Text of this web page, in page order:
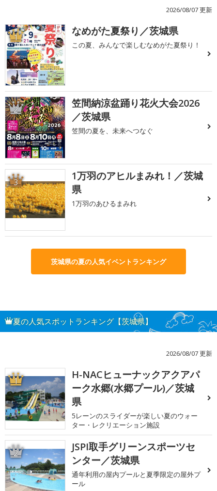
2026/08/07 更新
1 なめがた夏祭り／茨城県
この夏、みんなで楽しむなめがた夏祭り！
2
笠間納涼盆踊り花火大会2026
／茨城県
笠間の夏を、未来へつなぐ
3
1万羽のアヒルまみれ！／茨城
県
1万羽のあひるまみれ
茨城県の夏の人気イベントランキング
夏の人気スポットランキング【茨城県】
2026/08/07 更新
1
H-NACヒューナックアクアパ
ーク水郷(水郷プール)／茨城
県
5レーンのスライダーが楽しい夏のウォー
ター・レクリエーション施設
2
JSPI取手グリーンスポーツセ
ンター／茨城県
通年利用の屋内プールと夏季限定の屋外プ
ール